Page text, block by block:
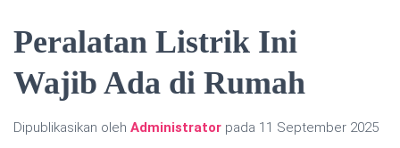
Peralatan Listrik Ini
Wajib Ada di Rumah
Dipublikasikan oleh Administrator pada 11 September 2025